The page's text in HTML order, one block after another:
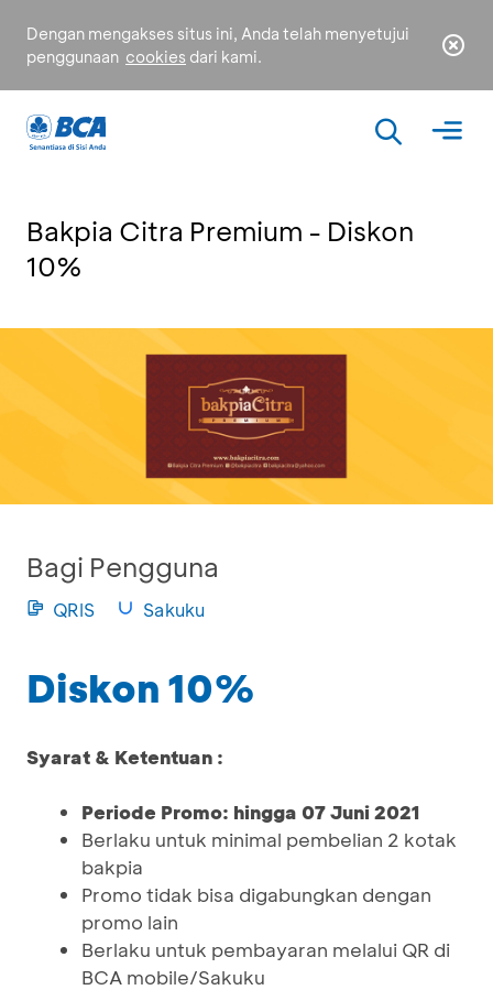
Dengan mengakses situs ini, Anda telah menyetujui
penggunaan cookies dari kami.
Bakpia Citra Premium - Diskon
10%
Bagi Pengguna
QRIS Sakuku
Diskon 10%
Syarat & Ketentuan :
Periode Promo: hingga 07 Juni 2021
Berlaku untuk minimal pembelian 2 kotak
bakpia
Promo tidak bisa digabungkan dengan
promo lain
Berlaku untuk pembayaran melalui QR di
BCA mobile/Sakuku